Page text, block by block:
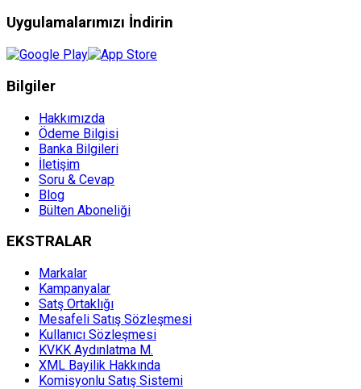
Uygulamalarımızı İndirin
Bilgiler
Hakkımızda
Ödeme Bilgisi
Banka Bilgileri
İletişim
Soru & Cevap
Blog
Bülten Aboneliği
EKSTRALAR
Markalar
Kampanyalar
Satş Ortaklığı
Mesafeli Satış Sözleşmesi
Kullanıcı Sözleşmesi
KVKK Aydınlatma M.
XML Bayilik Hakkında
Komisyonlu Satış Sistemi